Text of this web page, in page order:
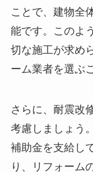
ことで、建物全
能です。このよ
切な施工が求め
ーム業者を選ぶ
さらに、耐震改
考慮しましょう
補助金を支給し
り、リフォーム